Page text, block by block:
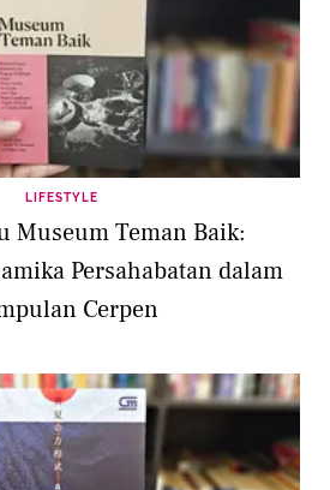
LIFESTYLE
Museum Teman Baik:
Persahabatan dalam
Cerpen